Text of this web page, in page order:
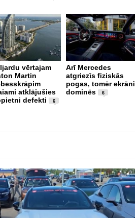
vērtajam
Martin
atklājušies
defekti
6
Arī Mercedes
atgriezīs fiziskās
pogas, tomēr ekrāni
dominēs
6